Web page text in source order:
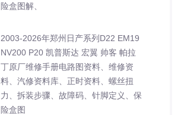
险盒图解、
2003-2026年郑州日产系列D22 EM19
NV200 P20 凯普斯达 宏翼 帅客 帕拉
丁原厂维修手册电路图资料、维修资
料、汽修资料库、正时资料、螺丝扭
力、拆装步骤、故障码、针脚定义、保
险盒图